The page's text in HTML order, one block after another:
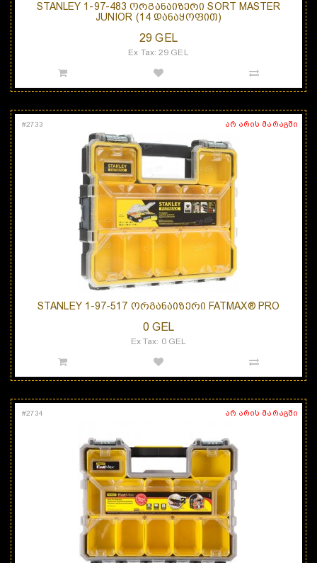
STANLEY 1-97-483 ᲝᲠᲒᲐᲜᲐᲘᲖᲔᲠᲘ SORT MASTER
JUNIOR (14 ᲓᲐᲜᲐᲧᲝᲤᲘᲗ)
29 GEL
Ex Tax: 29 GEL
არ არის მარაგში
#2733
STANLEY 1-97-517 ᲝᲠᲒᲐᲜᲐᲘᲖᲔᲠᲘ FATMAX® PRO
0 GEL
Ex Tax: 0 GEL
არ არის მარაგში
#2734